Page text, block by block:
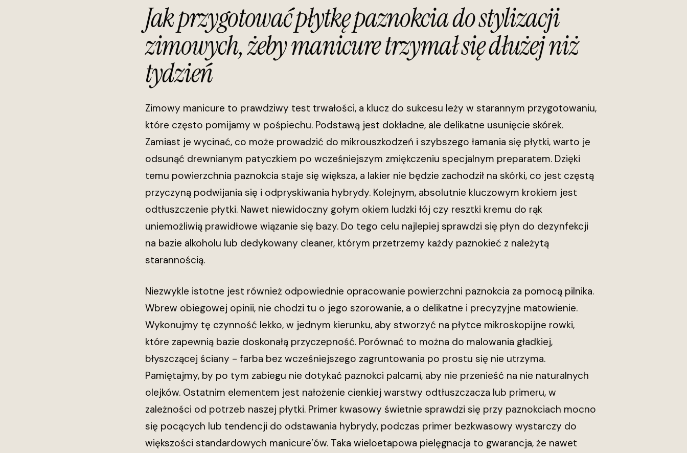
Jak przygotować płytkę paznokcia do stylizacji
zimowych, żeby manicure trzymał się dłużej niż
tydzień
Zimowy manicure to prawdziwy test trwałości, a klucz do sukcesu leży w starannym przygotowaniu,
które często pomijamy w pośpiechu. Podstawą jest dokładne, ale delikatne usunięcie skórek.
Zamiast je wycinać, co może prowadzić do mikrouszkodzeń i szybszego łamania się płytki, warto je
odsunąć drewnianym patyczkiem po wcześniejszym zmiękczeniu specjalnym preparatem. Dzięki
temu powierzchnia paznokcia staje się większa, a lakier nie będzie zachodził na skórki, co jest częstą
przyczyną podwijania się i odpryskiwania hybrydy. Kolejnym, absolutnie kluczowym krokiem jest
odtłuszczenie płytki. Nawet niewidoczny gołym okiem ludzki łój czy resztki kremu do rąk
uniemożliwią prawidłowe wiązanie się bazy. Do tego celu najlepiej sprawdzi się płyn do dezynfekcji
na bazie alkoholu lub dedykowany cleaner, którym przetrzemy każdy paznokieć z należytą
starannością.
Niezwykle istotne jest również odpowiednie opracowanie powierzchni paznokcia za pomocą pilnika.
Wbrew obiegowej opinii, nie chodzi tu o jego szorowanie, a o delikatne i precyzyjne matowienie.
Wykonujmy tę czynność lekko, w jednym kierunku, aby stworzyć na płytce mikroskopijne rowki,
które zapewnią bazie doskonałą przyczepność. Porównać to można do malowania gładkiej,
błyszczącej ściany - farba bez wcześniejszego zagruntowania po prostu się nie utrzyma.
Pamiętajmy, by po tym zabiegu nie dotykać paznokci palcami, aby nie przenieść na nie naturalnych
olejków. Ostatnim elementem jest nałożenie cienkiej warstwy odtłuszczacza lub primeru, w
zależności od potrzeb naszej płytki. Primer kwasowy świetnie sprawdzi się przy paznokciach mocno
się pocących lub tendencji do odstawania hybrydy, podczas primer bezkwasowy wystarczy do
większości standardowych manicure’ów. Taka wieloetapowa pielęgnacja to gwarancja, że nawet